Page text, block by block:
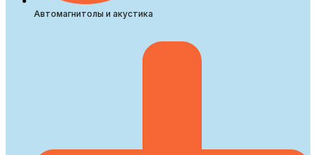
Автомагнитолы и акустика